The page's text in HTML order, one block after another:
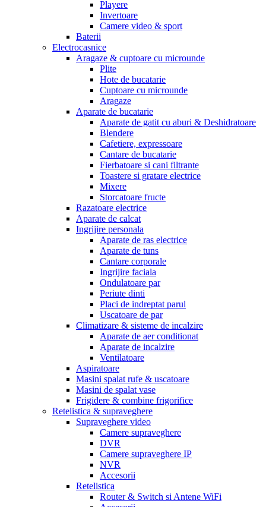
Playere
Invertoare
Camere video & sport
Baterii
Electrocasnice
Aragaze & cuptoare cu microunde
Plite
Hote de bucatarie
Cuptoare cu microunde
Aragaze
Aparate de bucatarie
Aparate de gatit cu aburi & Deshidratoare
Blendere
Cafetiere, expressoare
Cantare de bucatarie
Fierbatoare si cani filtrante
Toastere si gratare electrice
Mixere
Storcatoare fructe
Razatoare electrice
Aparate de calcat
Ingrijire personala
Aparate de ras electrice
Aparate de tuns
Cantare corporale
Ingrijire faciala
Ondulatoare par
Periute dinti
Placi de indreptat parul
Uscatoare de par
Climatizare & sisteme de incalzire
Aparate de aer conditionat
Aparate de incalzire
Ventilatoare
Aspiratoare
Masini spalat rufe & uscatoare
Masini de spalat vase
Frigidere & combine frigorifice
Retelistica & supraveghere
Supraveghere video
Camere supraveghere
DVR
Camere supraveghere IP
NVR
Accesorii
Retelistica
Router & Switch si Antene WiFi